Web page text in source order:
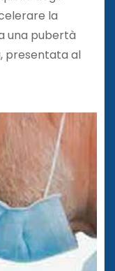
la
una pubertà
presentata al